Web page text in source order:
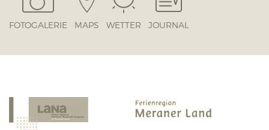
FOTOGALERIE MAPS WETTER JOURNAL